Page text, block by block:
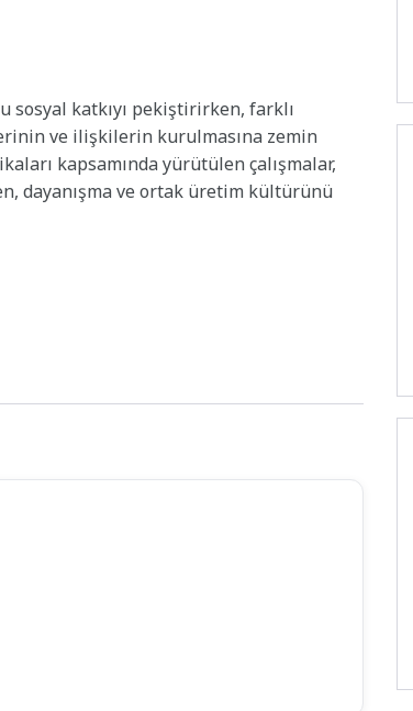
katkıyı pekiştirirken, farklı
ve ilişkilerin kurulmasına zemin
kapsamında yürütülen çalışmalar,
dayanışma ve ortak üretim kültürünü